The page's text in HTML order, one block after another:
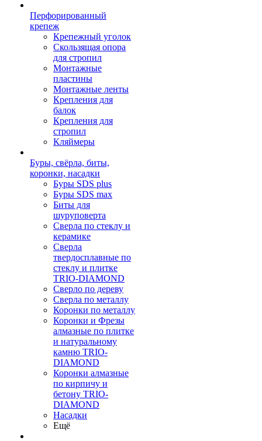
Перфорированный
крепеж
Крепежный уголок
Скользящая опора
для стропил
Монтажные
пластины
Монтажные ленты
Крепления для
балок
Крепления для
стропил
Кляймеры
Буры, свёрла, биты,
коронки, насадки
Буры SDS plus
Буры SDS max
Биты для
шуруповерта
Сверла по стеклу и
керамике
Сверла
твердосплавные по
стеклу и плитке
TRIO-DIAMOND
Сверло по дереву
Сверла по металлу
Коронки по металлу
Коронки и Фрезы
алмазные по плитке
и натуральному
камню TRIO-
DIAMOND
Коронки алмазные
по кирпичу и
бетону TRIO-
DIAMOND
Насадки
Ещё